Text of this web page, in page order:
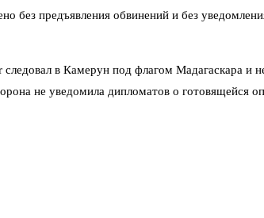
без предъявления обвинений и без
следовал в Камерун под флагом Мадагаскара
не уведомила дипломатов о готовящейся